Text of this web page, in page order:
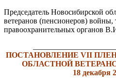
Председатель Новосибирской
ветеранов (пенсионеров)
правоохранительных органов
ПОСТАНОВЛЕНИЕ VII
ОБЛАСТНОЙ
18 декабря